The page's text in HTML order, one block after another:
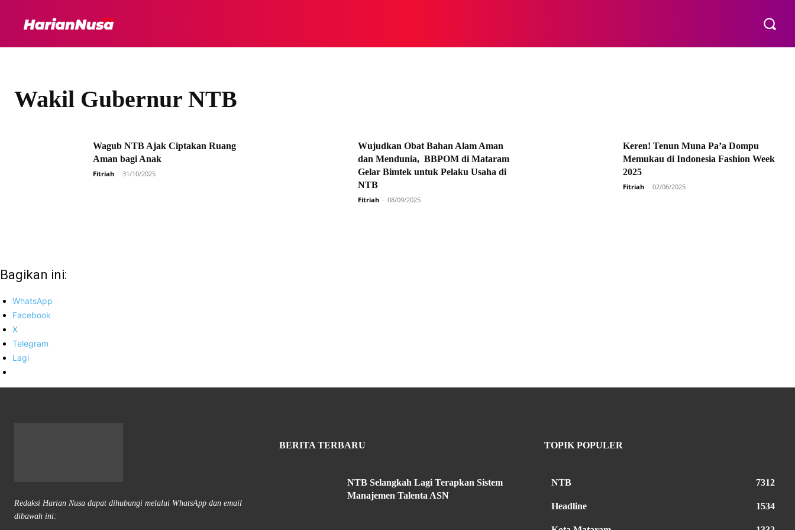
Wakil Gubernur NTB
Wagub NTB Ajak Ciptakan Ruang
Aman bagi Anak
Fitriah - 31/10/2025
Wujudkan Obat Bahan Alam Aman
dan Mendunia, BBPOM di Mataram
Gelar Bimtek untuk Pelaku Usaha di
NTB
Fitriah - 08/09/2025
Keren! Tenun Muna Pa’a Dompu
Memukau di Indonesia Fashion Week
2025
Fitriah - 02/06/2025
Bagikan ini:
WhatsApp
Facebook
X
Telegram
Lagi
Redaksi Harian Nusa dapat dihubungi melalui WhatsApp dan email
dibawah ini:
BERITA TERBARU
NTB Selangkah Lagi Terapkan Sistem
Manajemen Talenta ASN
TOPIK POPULER
NTB 7312
Headline 1534